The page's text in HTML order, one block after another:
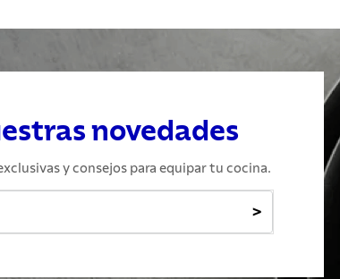
novedades
y consejos para equipar tu cocina.
>